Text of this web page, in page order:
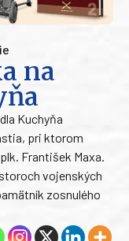
na
Kuchyňa
pri ktorom
František Maxa.
vojenských
zosnulého